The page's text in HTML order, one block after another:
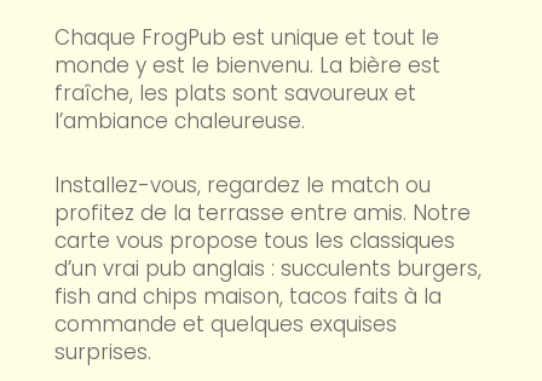
Chaque FrogPub est unique et tout le
monde y est le bienvenu. La bière est
fraîche, les plats sont savoureux et
l’ambiance chaleureuse.
Installez-vous, regardez le match ou
profitez de la terrasse entre amis. Notre
carte vous propose tous les classiques
d’un vrai pub anglais : succulents burgers,
fish and chips maison, tacos faits à la
commande et quelques exquises
surprises.